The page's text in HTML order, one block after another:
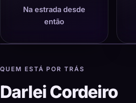
Na estrada desde
então
QUEM ESTÁ POR TRÁS
Darlei Cordeiro